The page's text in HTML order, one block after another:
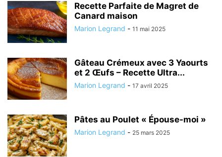
Recette Parfaite de Magret de
Canard maison
Marion Legrand - 11 mai 2025
Gâteau Crémeux avec 3 Yaourts
et 2 Œufs – Recette Ultra...
Marion Legrand - 17 avril 2025
Pâtes au Poulet « Épouse-moi »
Marion Legrand - 25 mars 2025